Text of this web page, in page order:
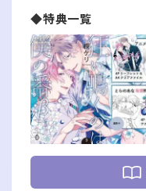
◆特典一覧